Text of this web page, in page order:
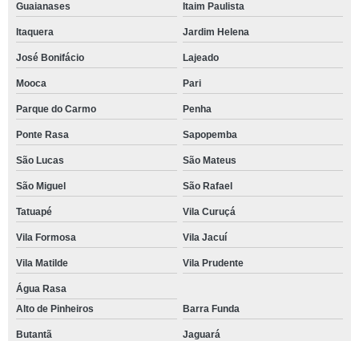
Guaianases Itaim Paulista
Itaquera Jardim Helena
José Bonifácio Lajeado
Mooca Pari
Parque do Carmo Penha
Ponte Rasa Sapopemba
São Lucas São Mateus
São Miguel São Rafael
Tatuapé Vila Curuçá
Vila Formosa Vila Jacuí
Vila Matilde Vila Prudente
Água Rasa
Alto de Pinheiros
Barra Funda
Butantã Jaguará